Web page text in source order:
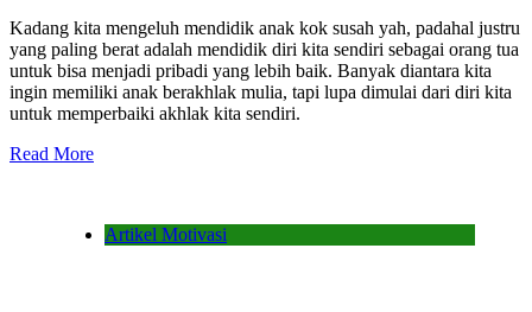
Kadang kita mengeluh mendidik anak kok susah yah, padahal justru
yang paling berat adalah mendidik diri kita sendiri sebagai orang tua
untuk bisa menjadi pribadi yang lebih baik. Banyak diantara kita
ingin memiliki anak berakhlak mulia, tapi lupa dimulai dari diri kita
untuk memperbaiki akhlak kita sendiri.
Read More
Artikel Motivasi